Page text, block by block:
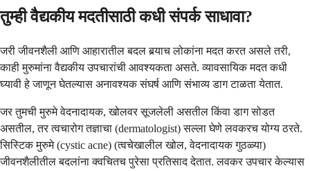
तुम्ही वैद्यकीय मदतीसाठी कधी संपर्क साधावा?
जरी जीवनशैली आणि आहारातील बदल बर्‍याच लोकांना मदत करत असले तरी,
काही मुरुमांना वैद्यकीय उपचारांची आवश्यकता असते. व्यावसायिक मदत कधी
घ्यावी हे जाणून घेतल्यास अनावश्यक संघर्ष आणि संभाव्य डाग टाळता येतात.
जर तुमची मुरुमे वेदनादायक, खोलवर सूजलेली असतील किंवा डाग सोडत
असतील, तर त्वचारोग तज्ञाचा (dermatologist) सल्ला घेणे लवकरच योग्य ठरते.
सिस्टिक मुरुमे (cystic acne) (त्वचेखालील खोल, वेदनादायक गुठळ्या)
जीवनशैलीतील बदलांना क्वचितच पुरेसा प्रतिसाद देतात. लवकर उपचार केल्यास